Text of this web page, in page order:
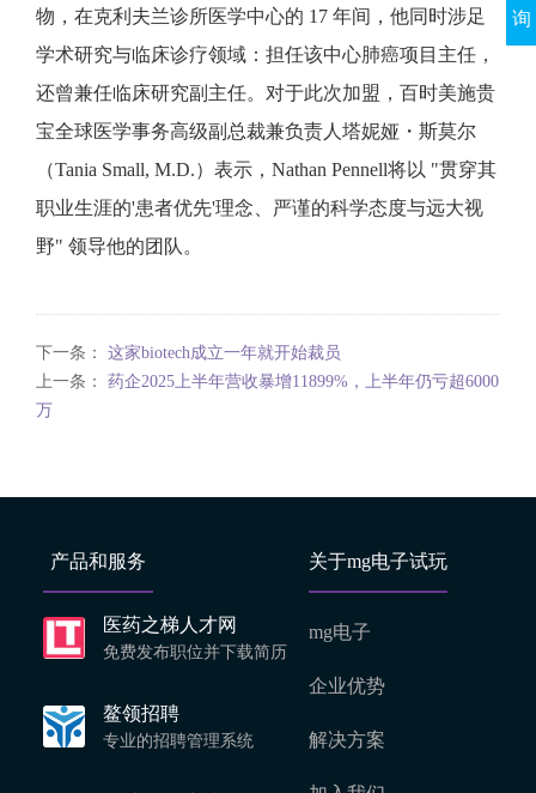
物，在克利夫兰诊所医学中心的 17 年间，他同时涉足
学术研究与临床诊疗领域：担任该中心肺癌项目主任，
还曾兼任临床研究副主任。对于此次加盟，百时美施贵
宝全球医学事务高级副总裁兼负责人塔妮娅・斯莫尔
（Tania Small, M.D.）表示，Nathan Pennell将以 "贯穿其
职业生涯的'患者优先'理念、严谨的科学态度与远大视
野" 领导他的团队。
下一条： 这家biotech成立一年就开始裁员
上一条： 药企2025上半年营收暴增11899%，上半年仍亏超6000
万
产品和服务
医药之梯人才网
免费发布职位并下载简历
鳌领招聘
专业的招聘管理系统
关于mg电子试玩
mg电子
企业优势
解决方案
询